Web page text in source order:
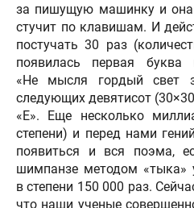
за пишущую машинку и она
стучит по клавишам. И
постучать 30 раз
появилась первая буква
«Не мысля гордый свет
следующих девятисот
«Е». Еще несколько
степени) и перед нами
появиться и вся поэма,
шимпанзе методом
в степени 150 000 раз.
что наши ученые